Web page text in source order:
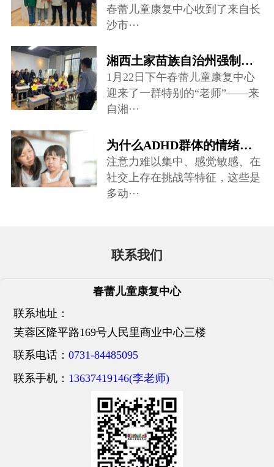
春蕾儿童康复中心收到了来自长
沙市···
湘西土家苗族自治州强制隔离戒毒所禁毒宣讲团队来到春蕾儿童康复中心···
1月22日下午春蕾儿童康复中心
迎来了一群特别的“老师”——来
自湘···
为什么ADHD群体的情绪调节存在很大困难？
注意力难以集中、感觉敏感、在
社交上存在挑战等特征，这些是
多动···
联系我们
春蕾儿童康复中心
联系地址：
芙蓉区隆平路169号人民里商业中心三楼
联系电话：0731-84485095
联系手机： 13637419146(李老师)